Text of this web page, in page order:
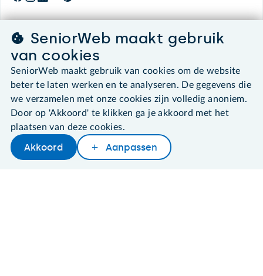
Later lezenDelenWoordenboek
©2026 SeniorWeb
Algemene voorwaarden
Cookies en cookie-instellingen
Disclaimer
Privacybeleid
About SeniorWeb
SeniorWeb maakt gebruik
van cookies
SeniorWeb maakt gebruik van cookies om de website
beter te laten werken en te analyseren. De gegevens die
we verzamelen met onze cookies zijn volledig anoniem.
Door op 'Akkoord' te klikken ga je akkoord met het
plaatsen van deze cookies.
Akkoord Aanpassen